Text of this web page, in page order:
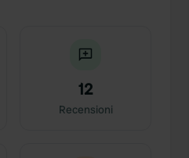
12
Recensioni